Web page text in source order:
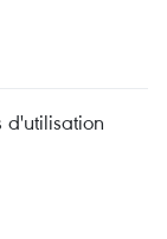
d'utilisation